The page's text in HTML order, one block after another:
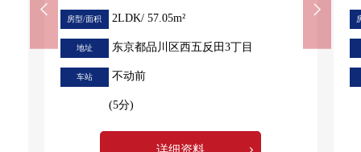
房型/面积 2LDK/ 57.05m²
地址 东京都品川区西五反田3丁目
车站 不动前
(5分)